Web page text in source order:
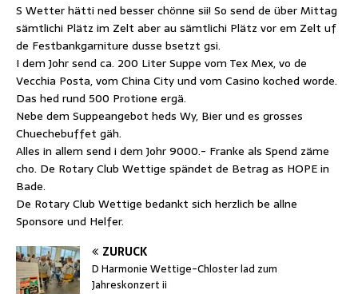
S Wetter hätti ned besser chönne sii! So send de über Mittag
sämtlichi Plätz im Zelt aber au sämtlichi Plätz vor em Zelt uf
de Festbankgarniture dusse bsetzt gsi.
I dem Johr send ca. 200 Liter Suppe vom Tex Mex, vo de
Vecchia Posta, vom China City und vom Casino koched worde.
Das hed rund 500 Protione ergä.
Nebe dem Suppeangebot heds Wy, Bier und es grosses
Chuechebuffet gäh.
Alles in allem send i dem Johr 9000.- Franke als Spend zäme
cho. De Rotary Club Wettige spändet de Betrag as HOPE in
Bade.
De Rotary Club Wettige bedankt sich herzlich be allne
Sponsore und Helfer.
ZURÜCK
D Harmonie Wettige-Chloster lad zum
Jahreskonzert ii